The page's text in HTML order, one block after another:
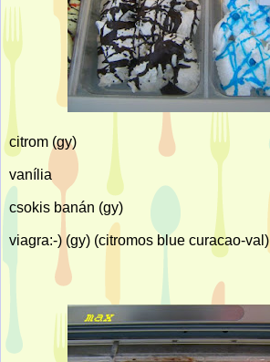
citrom (gy)
vanília
csokis banán (gy)
viagra:-) (gy) (citromos blue curacao-val)